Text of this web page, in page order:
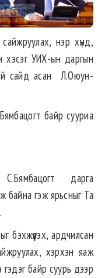
нэр хүнд,
хэсэг УИХ-ын даргын
сайд асан Л.Оюун-
байр сууриа
дарга
байна гэж ярьсныг Та
бэхжүүлэх, ардчилсан
хэрхэн яаж
гэдэг байр суурь дээр